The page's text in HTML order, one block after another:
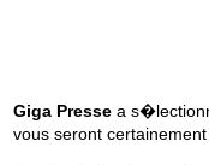
Giga Presse a
vous seront